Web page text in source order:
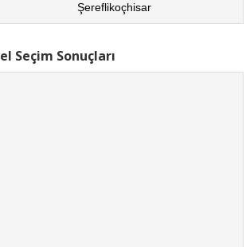
Şereflikoçhisar
Seçim Sonuçları